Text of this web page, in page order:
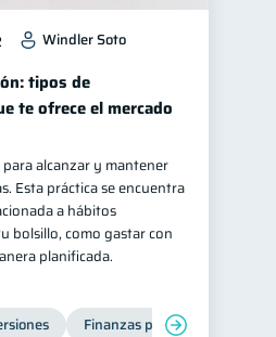
Windler Soto
tipos de
te ofrece el mercado
alcanzar y mantener
Esta práctica se encuentra
a hábitos
bolsillo, como gastar con
planificada.
Finanzas para jóvenes